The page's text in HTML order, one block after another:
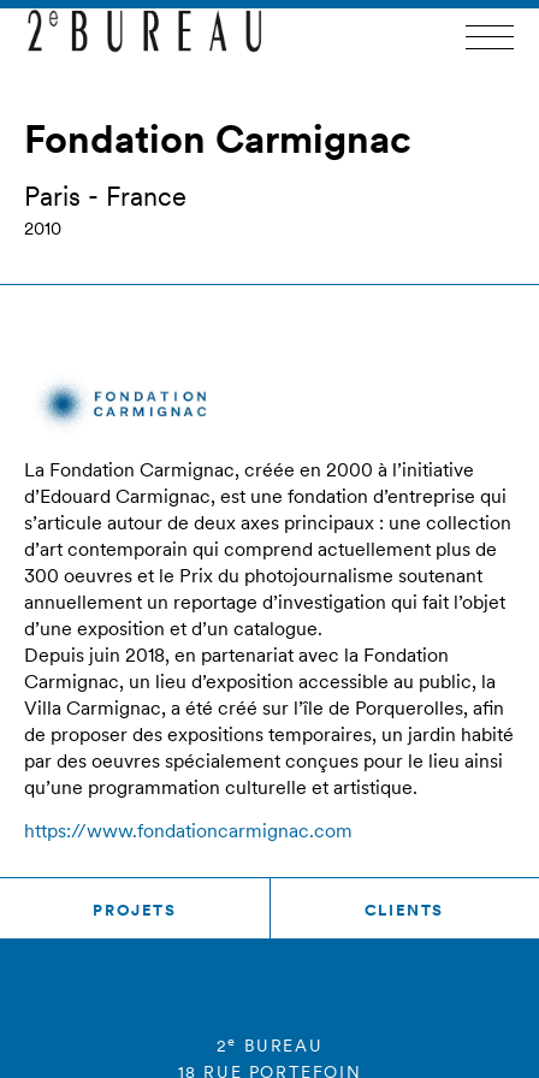
Fondation Carmignac
Paris - France
2010
La Fondation Carmignac, créée en 2000 à l’initiative
d’Edouard Carmignac, est une fondation d’entreprise qui
s’articule autour de deux axes principaux : une collection
d’art contemporain qui comprend actuellement plus de
300 oeuvres et le Prix du photojournalisme soutenant
annuellement un reportage d’investigation qui fait l’objet
d’une exposition et d’un catalogue.
Depuis juin 2018, en partenariat avec la Fondation
Carmignac, un lieu d’exposition accessible au public, la
Villa Carmignac, a été créé sur l’île de Porquerolles, afin
de proposer des expositions temporaires, un jardin habité
par des oeuvres spécialement conçues pour le lieu ainsi
qu’une programmation culturelle et artistique.
https://www.fondationcarmignac.com
PROJETS CLIENTS
2e
BUREAU
18 RUE PORTEFOIN